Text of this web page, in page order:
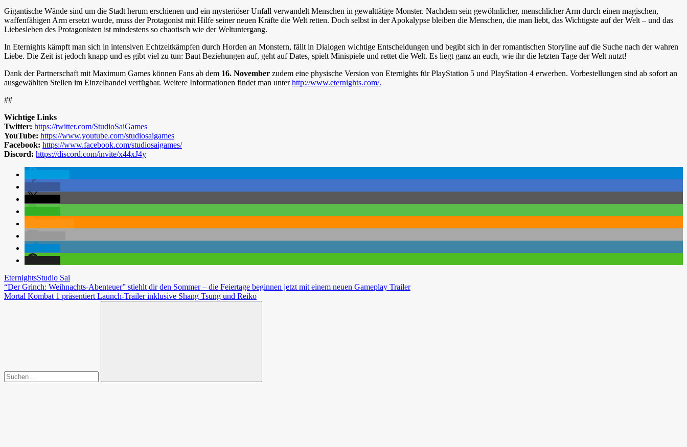
Gigantische Wände sind um die Stadt herum erschienen und ein mysteriöser Unfall verwandelt Menschen in gewalttätige Monster. Nachdem sein gewöhnlicher, menschlicher Arm durch einen magischen,
waffenfähigen Arm ersetzt wurde, muss der Protagonist mit Hilfe seiner neuen Kräfte die Welt retten. Doch selbst in der Apokalypse bleiben die Menschen, die man liebt, das Wichtigste auf der Welt – und das
Liebesleben des Protagonisten ist mindestens so chaotisch wie der Weltuntergang.
In Eternights kämpft man sich in intensiven Echtzeitkämpfen durch Horden an Monstern, fällt in Dialogen wichtige Entscheidungen und begibt sich in der romantischen Storyline auf die Suche nach der wahren
Liebe. Die Zeit ist jedoch knapp und es gibt viel zu tun: Baut Beziehungen auf, geht auf Dates, spielt Minispiele und rettet die Welt. Es liegt ganz an euch, wie ihr die letzten Tage der Welt nutzt!
Dank der Partnerschaft mit Maximum Games können Fans ab dem 16. November zudem eine physische Version von Eternights für PlayStation 5 und PlayStation 4 erwerben. Vorbestellungen sind ab sofort an
ausgewählten Stellen im Einzelhandel verfügbar. Weitere Informationen findet man unterhttp://www.eternights.com/.
##
Wichtige Links
Twitter: https://twitter.com/StudioSaiGames
YouTube: https://www.youtube.com/studiosaigames
Facebook: https://www.facebook.com/studiosaigames/
Discord: https://discord.com/invite/x44xJ4y
EternightsStudio Sai
Beitragsnavigation
Vorheriger
Beitrag:
“Der Grinch: Weihnachts-Abenteuer” stiehlt dir den Sommer – die Feiertage beginnen jetzt mit einem neuen Gameplay Trailer
Nächster
Mortal Kombat 1 präsentiert Launch-Trailer inklusive Shang Tsung und Reiko
Suchen